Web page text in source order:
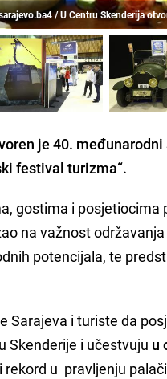
/ U Centru Skenderija
je 40.
festival turizma“.
gostima i
na važnost
potencijala, te
Sarajeva i turiste da
Skenderije i učestvuju u
rekord u pravljenju